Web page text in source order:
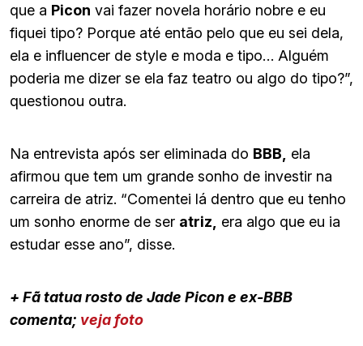
que a Picon vai fazer novela horário nobre e eu
fiquei tipo? Porque até então pelo que eu sei dela,
ela e influencer de style e moda e tipo… Alguém
poderia me dizer se ela faz teatro ou algo do tipo?”,
questionou outra.
Na entrevista após ser eliminada do BBB,
ela
afirmou que tem um grande sonho de investir na
carreira de atriz. “Comentei lá dentro que eu tenho
um sonho enorme de ser atriz,
era algo que eu ia
estudar esse ano”, disse.
+ Fã tatua rosto de Jade Picon e ex-BBB
comenta; veja foto